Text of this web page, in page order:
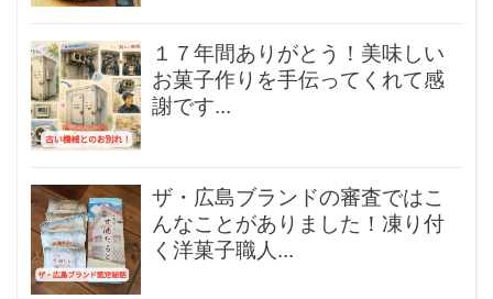
１７年間ありがとう！美味しい
お菓子作りを手伝ってくれて感
謝です...
ザ・広島ブランドの審査ではこ
んなことがありました！凍り付
く洋菓子職人...